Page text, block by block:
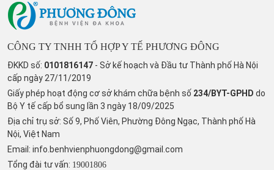
CÔNG TY TNHH TỔ HỢP Y TẾ PHƯƠNG ĐÔNG
ĐKKD số: 0101816147 - Sở kế hoạch và Đầu tư Thành phố Hà Nội
cấp ngày 27/11/2019
Giấy phép hoạt động cơ sở khám chữa bệnh số 234/BYT-GPHD do
Bộ Y tế cấp bổ sung lần 3 ngày 18/09/2025
Địa chỉ trụ sở: Số 9, Phố Viên, Phường Đông Ngạc, Thành phố Hà
Nội, Việt Nam
Email: info.benhvienphuongdong@gmail.com
Tổng đài tư vấn: 19001806